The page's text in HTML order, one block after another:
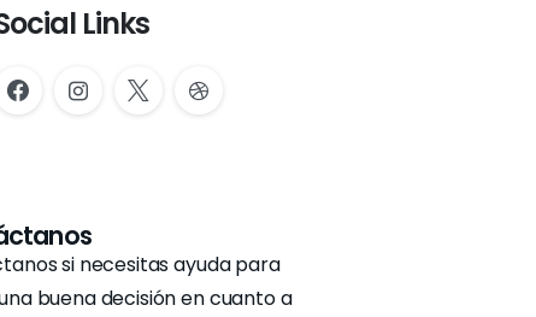
Links
si necesitas ayuda para
buena decisión en cuanto a